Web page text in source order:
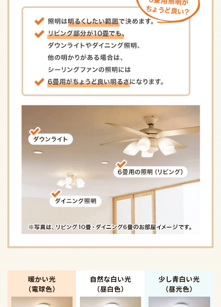
暖かい光
（電球色）
自然な白い光
（昼白色）
少し青白い光
（昼光色）